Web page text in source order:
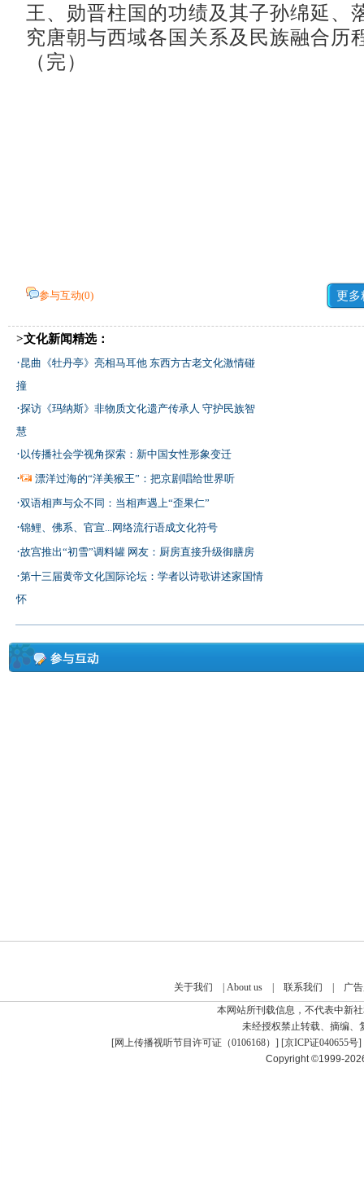
王、勋晋柱国的功绩及其子孙绵延、
究唐朝与西域各国关系及民族融合历
（完）
参与互动(0) 更多
>文化新闻精选：
·昆曲《牡丹亭》亮相马耳他 东西方古老文化激情碰
撞
·探访《玛纳斯》非物质文化遗产传承人 守护民族智
慧
·以传播社会学视角探索：新中国女性形象变迁
· 漂洋过海的“洋美猴王”：把京剧唱给世界听
·双语相声与众不同：当相声遇上“歪果仁”
·锦鲤、佛系、官宣...网络流行语成文化符号
·故宫推出“初雪”调料罐 网友：厨房直接升级御膳房
·第十三届黄帝文化国际论坛：学者以诗歌讲述家国情
怀
关于我们 | About us| 联系我们 |
广
本网站所刊载信息，不代表中新
未经授权禁止转载、摘编、
[网上传播视听节目许可证（0106168） ] [京ICP证040655号]
Copyright ©1999-